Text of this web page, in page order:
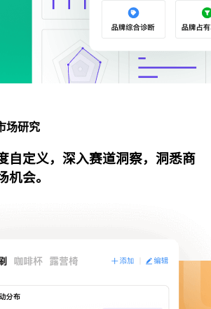
场研究
自定义，深入赛道洞察，洞悉商
机会。